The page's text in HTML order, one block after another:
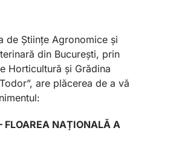
de Științe Agronomice și
din București, prin
Horticultură și Grădina
are plăcerea de a vă
FLOAREA NAȚIONALĂ A